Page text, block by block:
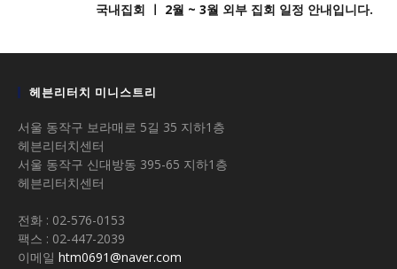
국내집회 ㅣ 2월 ~ 3월 외부 집회 일정 안내입니다.
헤븐리터치 미니스트리
서울 동작구 보라매로 5길 35 지하1층
헤븐리터치센터
서울 동작구 신대방동 395-65 지하1층
헤븐리터치센터
전화 : 02-576-0153
팩스 : 02-447-2039
이메일 htm0691@naver.com